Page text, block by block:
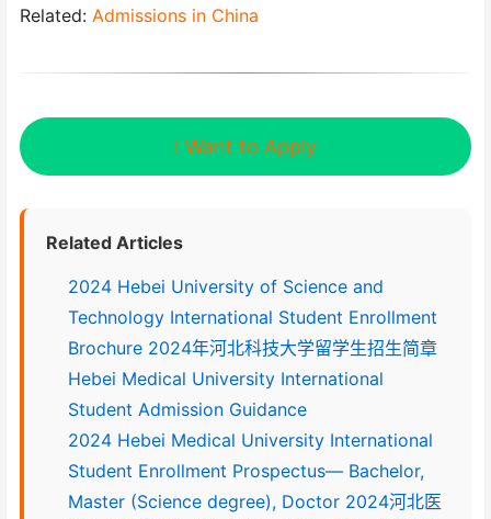
Related: Admissions in China
I Want to Apply
Related Articles
2024 Hebei University of Science and
Technology International Student Enrollment
Brochure 2024年河北科技大学留学生招生简章
Hebei Medical University International
Student Admission Guidance
2024 Hebei Medical University International
Student Enrollment Prospectus— Bachelor,
Master (Science degree), Doctor 2024河北医